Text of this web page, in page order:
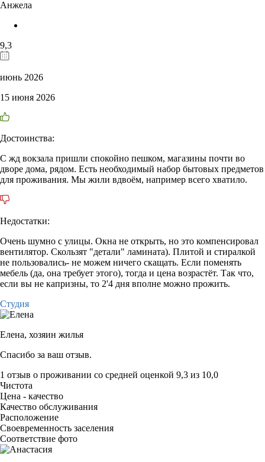
Анжела
9,3
июнь 2026
15 июня 2026
Достоинства:
С жд вокзала пришли спокойно пешком, магазины почти во
дворе дома, рядом. Есть необходимый набор бытовых предметов
для проживания. Мы жили вдвоём, например всего хватило.
Недостатки:
Очень шумно с улицы. Окна не открыть, но это компенсировал
вентилятор. Скользят "детали" ламината). Плитой и стиралкой
не пользовались- не можем ничего скащать. Если поменять
мебель (да, она требует этого), тогда и цена возрастёт. Так что,
если вы не капризны, то 2'4 дня вполне можно прожить.
Студия
Елена, хозяин жилья
Спасибо за ваш отзыв.
1 отзыв о проживании со средней оценкой 9,3 из 10,0
Чистота
Цена - качество
Качество обслуживания
Расположение
Своевременность заселения
Соответствие фото